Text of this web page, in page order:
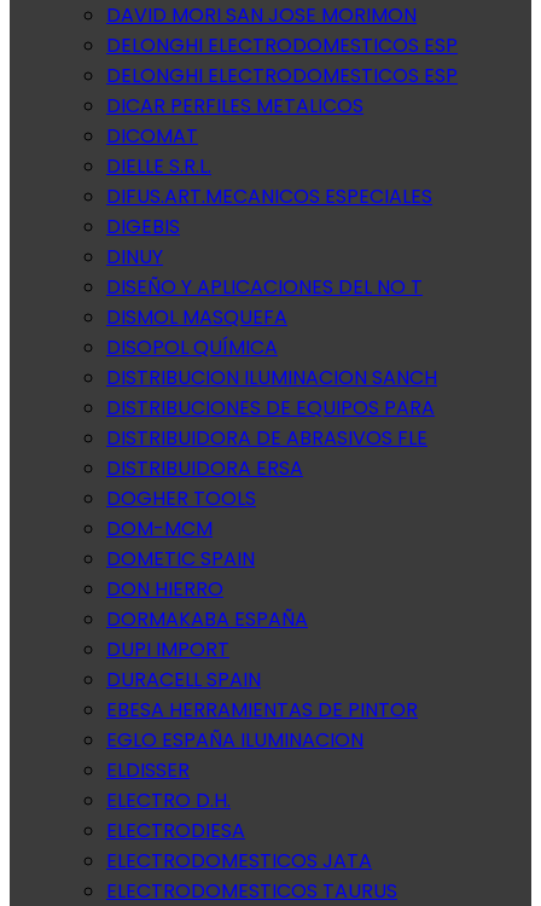
DAVID MORI SAN JOSE MORIMON
DELONGHI ELECTRODOMESTICOS ESP
DELONGHI ELECTRODOMESTICOS ESP
DICAR PERFILES METALICOS
DICOMAT
DIELLE S.R.L.
DIFUS.ART.MECANICOS ESPECIALES
DIGEBIS
DINUY
DISEÑO Y APLICACIONES DEL NO T
DISMOL MASQUEFA
DISOPOL QUÍMICA
DISTRIBUCION ILUMINACION SANCH
DISTRIBUCIONES DE EQUIPOS PARA
DISTRIBUIDORA DE ABRASIVOS FLE
DISTRIBUIDORA ERSA
DOGHER TOOLS
DOM-MCM
DOMETIC SPAIN
DON HIERRO
DORMAKABA ESPAÑA
DUPI IMPORT
DURACELL SPAIN
EBESA HERRAMIENTAS DE PINTOR
EGLO ESPAÑA ILUMINACION
ELDISSER
ELECTRO D.H.
ELECTRODIESA
ELECTRODOMESTICOS JATA
ELECTRODOMESTICOS TAURUS